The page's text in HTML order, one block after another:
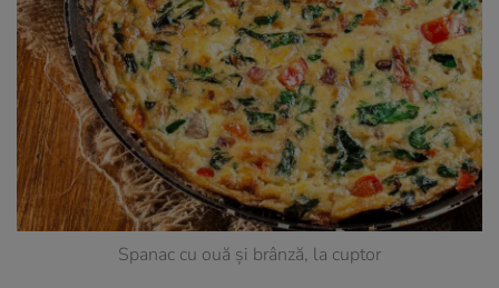
Spanac cu ouă și brânză, la cuptor